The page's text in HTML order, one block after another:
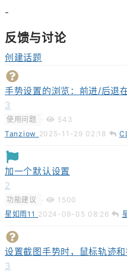
-
反馈与讨论
创建话题
手势设置的浏览：前进/后退
3
使用问题 ·
543
Tanziow 2025-11-29 02:18
加一个默认设置
2
功能建议 ·
1500
星如雨11 2024-09-05 08:26
设置截图手势时，鼠标轨迹
3